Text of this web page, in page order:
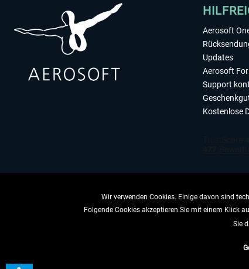
Aerosoft
Updates
Aerosoft
Support
Kostenlose
Wir verwenden Cookies. Einige davon sind
Folgende Cookies akzeptieren Sie mit einem Klick
Sie